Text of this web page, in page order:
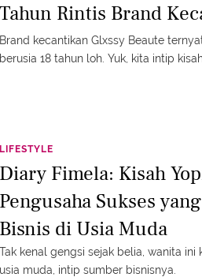
Tahun Rintis Brand
Brand kecantikan Glxssy Beaute
berusia 18 tahun loh. Yuk, kita intip
LIFESTYLE
Diary Fimela: Kisah
Pengusaha Sukses
Bisnis di Usia Muda
Tak kenal gengsi sejak belia, wanita ini
usia muda, intip sumber bisnisnya.